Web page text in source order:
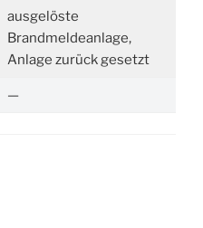
ausgelöste
Brandmeldeanlage,
Anlage zurück gesetzt
—